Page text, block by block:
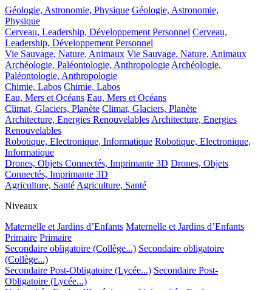
Géologie, Astronomie, Physique Géologie, Astronomie,
Physique
Cerveau, Leadership, Développement Personnel Cerveau,
Leadership, Développement Personnel
Vie Sauvage, Nature, Animaux Vie Sauvage, Nature, Animaux
Archéologie, Paléontologie, Anthropologie Archéologie,
Paléontologie, Anthropologie
Chimie, Labos Chimie, Labos
Eau, Mers et Océans Eau, Mers et Océans
Climat, Glaciers, Planète Climat, Glaciers, Planète
Architecture, Energies Renouvelables Architecture, Energies
Renouvelables
Robotique, Electronique, Informatique Robotique, Electronique,
Informatique
Drones, Objets Connectés, Imprimante 3D Drones, Objets
Connectés, Imprimante 3D
Agriculture, Santé Agriculture, Santé
Niveaux
Maternelle et Jardins d’Enfants Maternelle et Jardins d’Enfants
Primaire Primaire
Secondaire obligatoire (Collège...) Secondaire obligatoire
(Collège...)
Secondaire Post-Obligatoire (Lycée...) Secondaire Post-
Obligatoire (Lycée...)